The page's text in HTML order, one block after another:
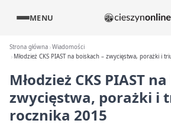
MENU
Strona główna Wiadomości
Młodzież CKS PIAST na boiskach – zwycięstwa, porażki i
Młodzież CKS PIAST
zwycięstwa, porażki i
rocznika 2015